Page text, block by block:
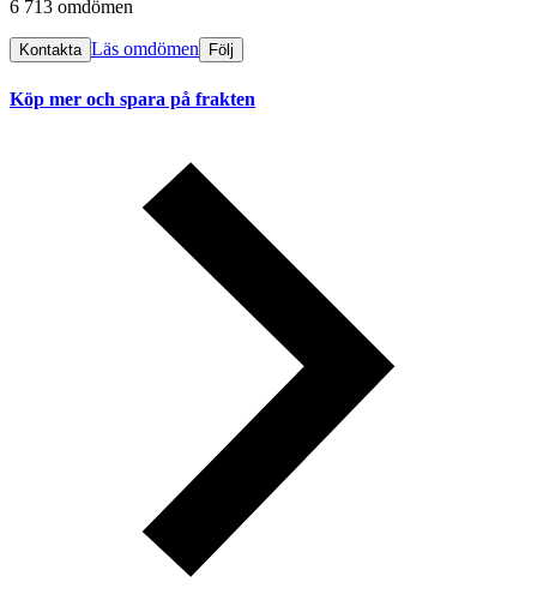
6 713 omdömen
Kontakta Läs omdömen Följ
Köp mer och spara på frakten